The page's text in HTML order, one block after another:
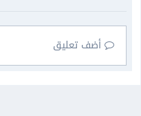
أضف تعليق